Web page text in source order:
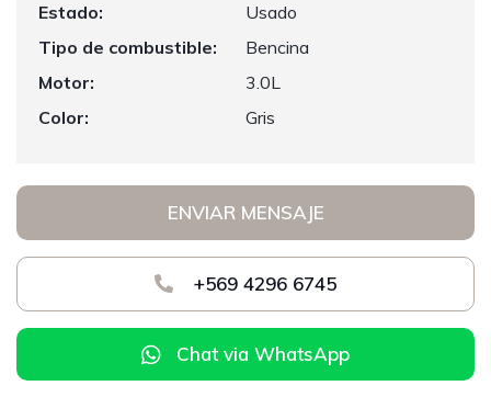
Estado:
Usado
Tipo de combustible:
Bencina
Motor:
3.0L
Color:
Gris
ENVIAR MENSAJE
+569 4296 6745
Chat via WhatsApp